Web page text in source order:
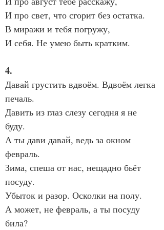
И про свет, что сгорит без остатка.
В миражи и тебя погружу,
И себя. Не умею быть кратким.
4.
Давай грустить вдвоём. Вдвоём легка
печаль.
Давить из глаз слезу сегодня я не
буду.
А ты дави давай, ведь за окном
февраль.
Зима, спеша от нас, нещадно бьёт
посуду.
Убыток и разор. Осколки на полу.
А может, не февраль, а ты посуду
била?